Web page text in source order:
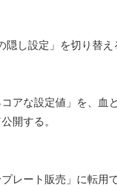
し設定」を切り替
アな設定値」を、血
開する。
レート販売」に転用